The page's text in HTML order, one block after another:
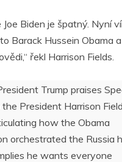
Joe Biden je špatný. Nyní
Barack Hussein Obama
řekl Harrison Fields.
Trump praises
President Harrison
how the Obama
orchestrated the Russia
he wants everyone